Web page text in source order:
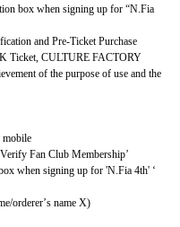
box when signing up for “N.Fia
and Pre-Ticket Purchase
Ticket, CULTURE FACTORY
of the purpose of use and the
Verify Fan Club Membership’
when signing up for 'N.Fia 4th' ‘
orderer’s name X)